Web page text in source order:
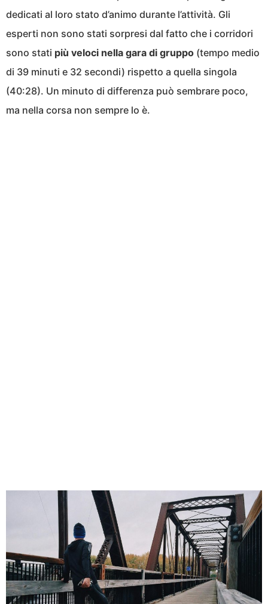
dedicati al loro stato d’animo durante l’attività. Gli
esperti non sono stati sorpresi dal fatto che i corridori
sono stati più veloci nella gara di gruppo (tempo medio
di 39 minuti e 32 secondi) rispetto a quella singola
(40:28). Un minuto di differenza può sembrare poco,
ma nella corsa non sempre lo è.